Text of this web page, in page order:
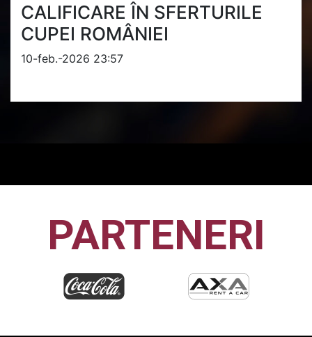
CALIFICARE ÎN SFERTURILE
CUPEI ROMÂNIEI
10-feb.-2026 23:57
PARTENERI